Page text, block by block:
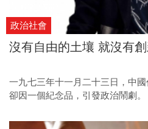
政治社會
沒有自由的土壤 就沒有
一九七三年十一月二十三日，中
卻因一個紀念品，引發政治鬧劇